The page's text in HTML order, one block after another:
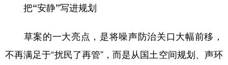
把“安静”写进规划
草案的一大亮点，是将噪声防治关口大幅前移，
不再满足于“扰民了再管”，而是从国土空间规划、声环